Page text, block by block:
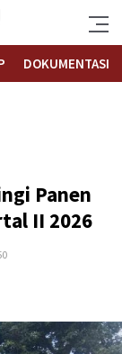
DOKUMENTASI
Panen
II 2026